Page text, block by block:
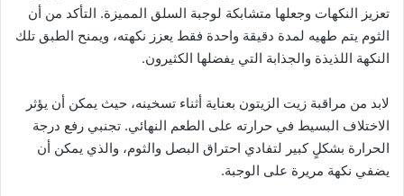
تعزيز النكهات وجعلها متشابكة لوجبة السلق المميزة. التأكد من أن
الثوم يتم طهيه لمدة دقيقة واحدة فقط يعزز نكهته، ويمنح الطبق تلك
النكهة اللذيذة والجذابة التي يفضلها الكثيرون.
لابد من مراقبة زيت الزيتون بعناية أثناء تسخينه، حيث يمكن أن يؤثر
الاختلاف البسيط في حرارته على الطعم النهائي. تجنبي رفع درجة
الحرارة بشكلٍ كبير لتفادي احتراق البصل والثوم، والذي يمكن أن
يضفي نكهة مريرة على الوجبة.